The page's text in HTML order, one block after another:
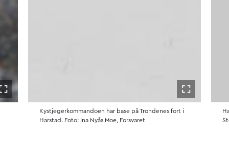
Åpne i fullskjerm Åpne i
Kystjegerkommandoen har base på Trondenes fort i
Harstad. Foto: Ina Nyås Moe, Forsvaret